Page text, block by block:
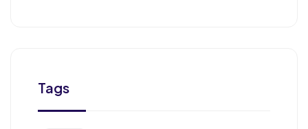
Tags